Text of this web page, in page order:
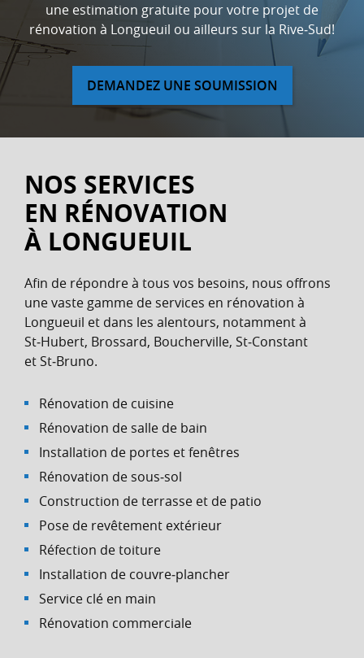
une estimation gratuite pour votre projet de
rénovation à Longueuil ou ailleurs sur la Rive‑Sud!
DEMANDEZ UNE SOUMISSION
NOS SERVICES
EN RÉNOVATION
À LONGUEUIL
Afin de répondre à tous vos besoins, nous offrons
une vaste gamme de services en rénovation à
Longueuil et dans les alentours, notamment à
St‑Hubert, Brossard, Boucherville, St‑Constant
et St‑Bruno.
Rénovation de cuisine
Rénovation de salle de bain
Installation de portes et fenêtres
Rénovation de sous‑sol
Construction de terrasse et de patio
Pose de revêtement extérieur
Réfection de toiture
Installation de couvre‑plancher
Service clé en main
Rénovation commerciale